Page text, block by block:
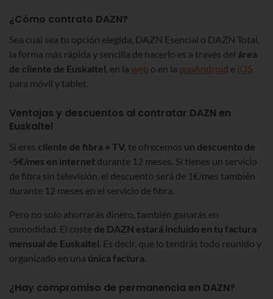
¿Cómo contrato DAZN?
Sea cual sea tu opción elegida, DAZN Esencial o DAZN Total,
la forma más rápida y sencilla de hacerlo es a través del área
de cliente de Euskaltel, en la web o en la appAndroid e iOS
para móvil y tablet.
Ventajas y descuentos al contratar DAZN en
Euskaltel
Si eres cliente de fibra + TV, te ofrecemos un descuento de
-5€/mes en internet durante 12 meses. Si tienes un servicio
de fibra sin televisión, el descuento será de 1€/mes también
durante 12 meses en el servicio de fibra.
Pero no solo ahorrarás dinero, también ganarás en
comodidad. El coste de DAZN estará incluido en tu factura
mensual de Euskaltel. Es decir, que lo tendrás todo reunido y
organizado en una única factura.
¿Hay compromiso de permanencia en DAZN?